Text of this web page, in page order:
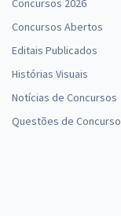
Concursos 2026
Concursos Abertos
Editais Publicados
Histórias Visuais
Notícias de Concursos
Questões de Concurso